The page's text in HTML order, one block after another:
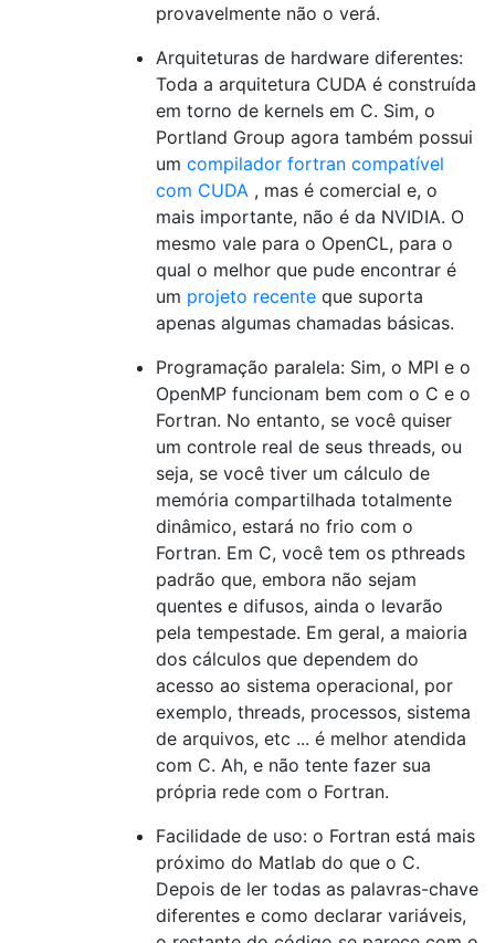
provavelmente não o verá.
Arquiteturas de hardware diferentes:
Toda a arquitetura CUDA é construída
em torno de kernels em C. Sim, o
Portland Group agora também possui
um compilador fortran compatível
com CUDA , mas é comercial e, o
mais importante, não é da NVIDIA. O
mesmo vale para o OpenCL, para o
qual o melhor que pude encontrar é
um projeto recente que suporta
apenas algumas chamadas básicas.
Programação paralela: Sim, o MPI e o
OpenMP funcionam bem com o C e o
Fortran. No entanto, se você quiser
um controle real de seus threads, ou
seja, se você tiver um cálculo de
memória compartilhada totalmente
dinâmico, estará no frio com o
Fortran. Em C, você tem os pthreads
padrão que, embora não sejam
quentes e difusos, ainda o levarão
pela tempestade. Em geral, a maioria
dos cálculos que dependem do
acesso ao sistema operacional, por
exemplo, threads, processos, sistema
de arquivos, etc ... é melhor atendida
com C. Ah, e não tente fazer sua
própria rede com o Fortran.
Facilidade de uso: o Fortran está mais
próximo do Matlab do que o C.
Depois de ler todas as palavras-chave
diferentes e como declarar variáveis,